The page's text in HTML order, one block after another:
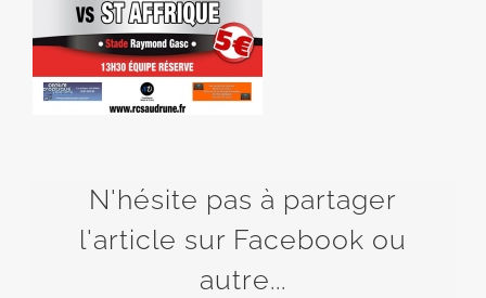
N'hésite pas à partager
l'article sur Facebook ou
autre...